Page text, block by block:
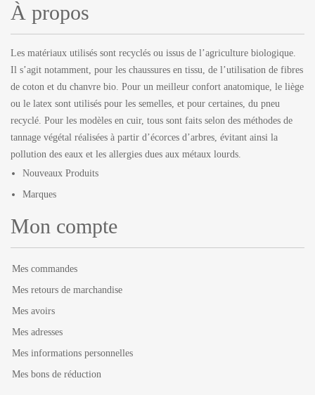
À propos
Les matériaux utilisés sont recyclés ou issus de l’agriculture biologique.
Il s’agit notamment, pour les chaussures en tissu, de l’utilisation de fibres
de coton et du chanvre bio. Pour un meilleur confort anatomique, le liège
ou le latex sont utilisés pour les semelles, et pour certaines, du pneu
recyclé. Pour les modèles en cuir, tous sont faits selon des méthodes de
tannage végétal réalisées à partir d’écorces d’arbres, évitant ainsi la
pollution des eaux et les allergies dues aux métaux lourds.
Nouveaux Produits
Marques
Mon compte
Mes commandes
Mes retours de marchandise
Mes avoirs
Mes adresses
Mes informations personnelles
Mes bons de réduction